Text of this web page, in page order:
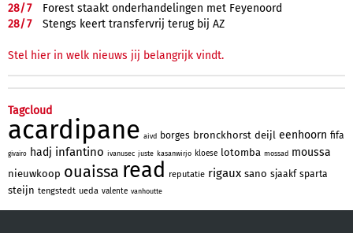
28/7
Forest staakt onderhandelingen met Feyenoord
28/7 Stengs keert transfervrij terug bij AZ
Stel hier in welk nieuws jij belangrijk vindt.
Tagcloud
acardipane aivd borges bronckhorst deijl eenhoorn fifa
givairo hadj infantino ivanusec juste kasanwirjo kloese lotomba mossad moussa
nieuwkoop ouaissa read reputatie rigaux sano sjaakf sparta
steijn tengstedt ueda valente vanhoutte